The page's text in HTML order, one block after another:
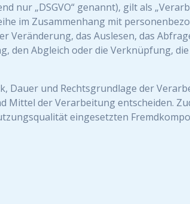
nur „DSGVO“ genannt), gilt als
im Zusammenhang mit
Veränderung, das Auslesen, das
den Abgleich oder die Verknüpfung, die
Dauer und Rechtsgrundlage der
Mittel der Verarbeitung entscheiden.
eingesetzten